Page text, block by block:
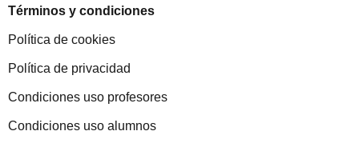
Términos y condiciones
Política de cookies
Política de privacidad
Condiciones uso profesores
Condiciones uso alumnos